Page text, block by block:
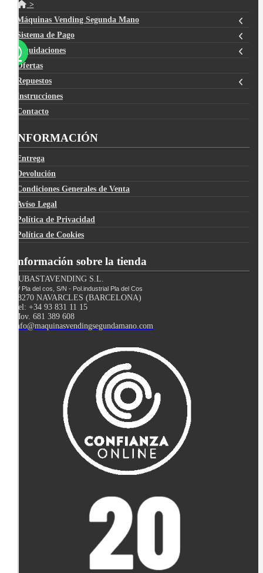
>
Máquinas Vending Segunda Mano
Sistema de Pago
Liquidaciones
Ofertas
Repuestos
Instrucciones
Contacto
INFORMACIÓN
Entrega
Devolución
Condiciones Generales de Venta
Avíso Legal
Política de Privacidad
Política de Cookies
Información sobre la tienda
SUBASTAVENDING S.L.
C/ Pla del cos, S/N - Pol.industrial Pla del Cos
08270 NAVARCLES (BARCELONA)
Tel: +34 93 831 11 15
Mov. 681 389 608
info@maquinasvendingsegundamano.com